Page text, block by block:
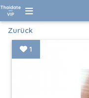
Zurück
1